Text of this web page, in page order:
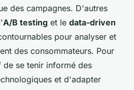
des campagnes. D'autres
A/B testing et le data-driven
pour analyser et
des consommateurs. Pour
de se tenir informé des
et d'adapter